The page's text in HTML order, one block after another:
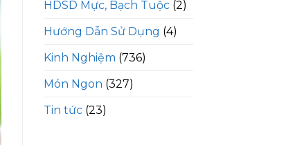
HDSD Mực, Bạch Tuộc(2)
Hướng Dẫn Sử Dụng (4)
Kinh Nghiệm (736)
Món Ngon (327)
Tin tức(23)